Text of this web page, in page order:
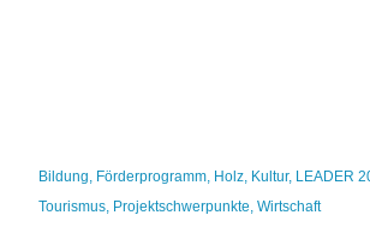
Bildung, Förderprogramm, Holz, Kultur, LEADER
Tourismus, Projektschwerpunkte,Wirtschaft